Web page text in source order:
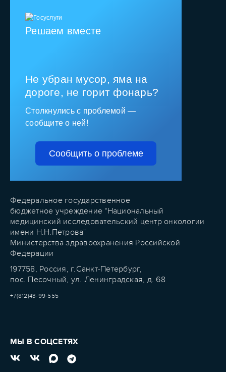
Решаем вместе
Не убран мусор, яма на
дороге, не горит фонарь?
Столкнулись с проблемой —
сообщите о ней!
Сообщить о проблеме
Федеральное государственное
бюджетное учреждение "Национальный
медицинский исследовательский центр онкологии
имени Н.Н.Петрова"
Министерства здравоохранения Российской
Федерации
197758, Россия, г.Санкт-Петербург,
пос. Песочный, ул. Ленинградская, д. 68
+7(812)43-99-555
МЫ В СОЦСЕТЯХ